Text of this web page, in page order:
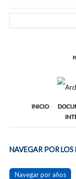
INICIO
NAVEGAR POR
Navegar por años